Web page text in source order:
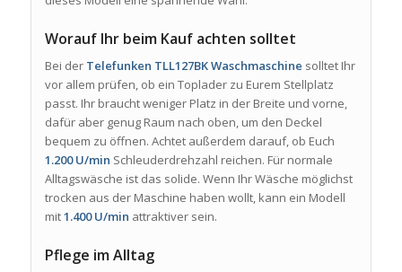
Worauf Ihr beim Kauf achten solltet
Bei der Telefunken TLL127BK Waschmaschine solltet Ihr
vor allem prüfen, ob ein Toplader zu Eurem Stellplatz
passt. Ihr braucht weniger Platz in der Breite und vorne,
dafür aber genug Raum nach oben, um den Deckel
bequem zu öffnen. Achtet außerdem darauf, ob Euch
1.200 U/min Schleuderdrehzahl reichen. Für normale
Alltagswäsche ist das solide. Wenn Ihr Wäsche möglichst
trocken aus der Maschine haben wollt, kann ein Modell
mit1.400 U/min attraktiver sein.
Pflege im Alltag